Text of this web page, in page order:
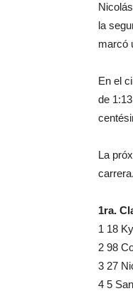
la
marcó
En el
de
La
carrera.
1ra.
1 18
2 98
3 27
4 5